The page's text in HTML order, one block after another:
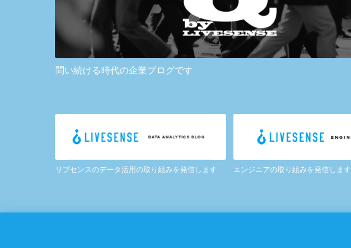
問い続ける時代の企業ブログです
リブセンスのデータ活用の取り組みを発信します エンジニアの取り組みを発信します